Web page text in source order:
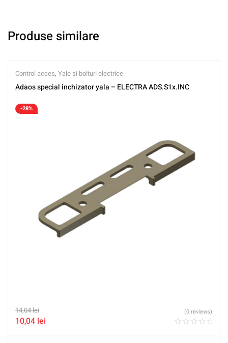
Produse similare
Control acces, Yale si bolturi electrice
Adaos special inchizator yala – ELECTRA ADS.S1x.INC
-28%
14,04lei
10,04 lei
(0 reviews)